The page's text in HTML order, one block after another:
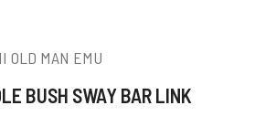
OLD MAN EMU
BUSH SWAY BAR LINK